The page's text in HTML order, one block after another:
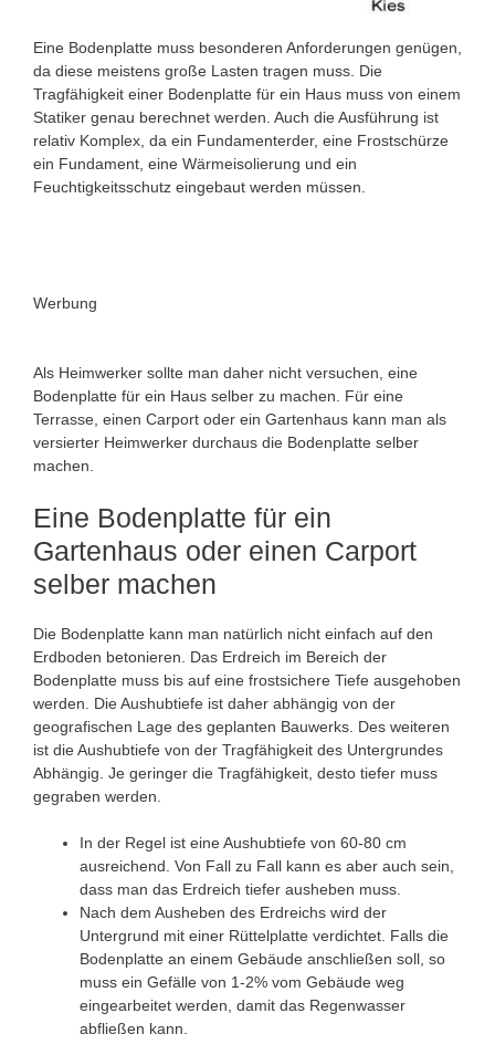
Eine Bodenplatte muss besonderen Anforderungen genügen,
da diese meistens große Lasten tragen muss. Die
Tragfähigkeit einer Bodenplatte für ein Haus muss von einem
Statiker genau berechnet werden. Auch die Ausführung ist
relativ Komplex, da ein Fundamenterder, eine Frostschürze
ein Fundament, eine Wärmeisolierung und ein
Feuchtigkeitsschutz eingebaut werden müssen.
Werbung
Als Heimwerker sollte man daher nicht versuchen, eine
Bodenplatte für ein Haus selber zu machen. Für eine
Terrasse, einen Carport oder ein Gartenhaus kann man als
versierter Heimwerker durchaus die Bodenplatte selber
machen.
Eine Bodenplatte für ein
Gartenhaus oder einen Carport
selber machen
Die Bodenplatte kann man natürlich nicht einfach auf den
Erdboden betonieren. Das Erdreich im Bereich der
Bodenplatte muss bis auf eine frostsichere Tiefe ausgehoben
werden. Die Aushubtiefe ist daher abhängig von der
geografischen Lage des geplanten Bauwerks. Des weiteren
ist die Aushubtiefe von der Tragfähigkeit des Untergrundes
Abhängig. Je geringer die Tragfähigkeit, desto tiefer muss
gegraben werden.
In der Regel ist eine Aushubtiefe von 60-80 cm
ausreichend. Von Fall zu Fall kann es aber auch sein,
dass man das Erdreich tiefer ausheben muss.
Nach dem Ausheben des Erdreichs wird der
Untergrund mit einer Rüttelplatte verdichtet. Falls die
Bodenplatte an einem Gebäude anschließen soll, so
muss ein Gefälle von 1-2% vom Gebäude weg
eingearbeitet werden, damit das Regenwasser
abfließen kann.